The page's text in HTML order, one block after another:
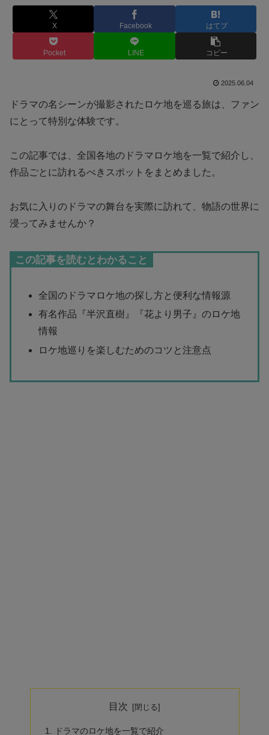
X Facebook はてブ
Pocket LINE コピー
2025.06.04
ドラマの名シーンが撮影されたロケ地を巡る旅は、ファン
にとって特別な体験です。
この記事では、全国各地のドラマロケ地を一覧で紹介し、
作品ごとに訪れるべきスポットをまとめました。
お気に入りのドラマの舞台を実際に訪れて、物語の世界に
浸ってみませんか？
この記事を読むとわかること
全国のドラマロケ地の探し方と便利な情報源
有名作品『半沢直樹』『花より男子』のロケ地
情報
ロケ地巡りを楽しむためのコツと注意点
目次
ドラマのロケ地を一覧で紹介